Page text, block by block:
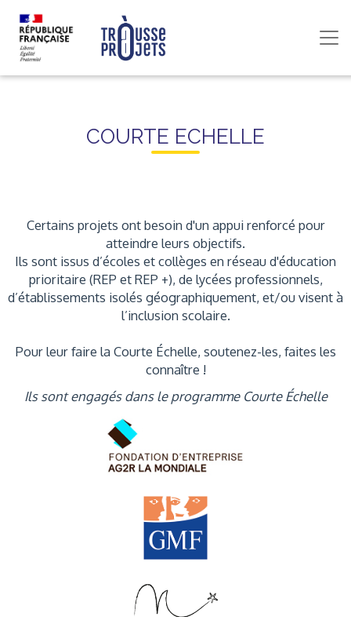
COURTE ECHELLE
Certains projets ont besoin d'un appui renforcé pour
atteindre leurs objectifs.
Ils sont issus d’écoles et collèges en réseau d'éducation
prioritaire (REP et REP +), de lycées professionnels,
d’établissements isolés géographiquement, et/ou visent à
l’inclusion scolaire.
Pour leur faire la Courte Échelle, soutenez-les, faites les
connaître !
Ils sont engagés dans le programme Courte Échelle